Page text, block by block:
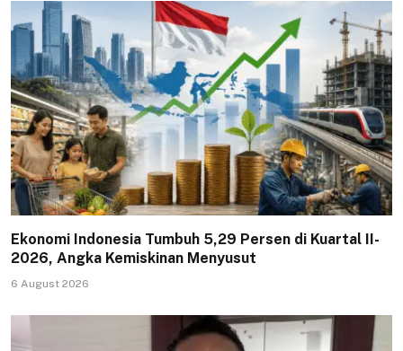
Ekonomi Indonesia Tumbuh 5,29 Persen di Kuartal II-
2026, Angka Kemiskinan Menyusut
6 August 2026